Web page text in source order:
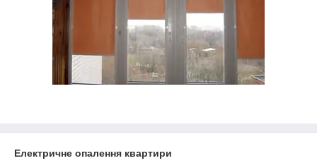
Електричне опалення квартири